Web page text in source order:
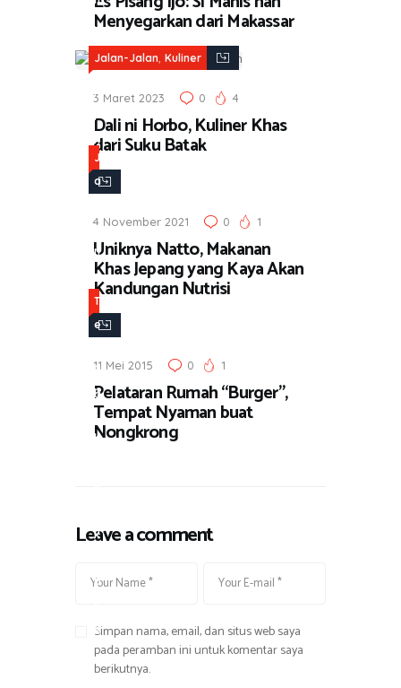
,
K
u
l
i
n
e
r
Menyegarkan dari Makassar
Jalan-Jalan, Kuliner
3 Maret 2023 0 4
Dali ni Horbo, Kuliner Khas
dari Suku Batak
J
a
a
n
-
J
a
a
n
,
K
n
r
4 November 2021 0 1
Uniknya Natto, Makanan
Khas Jepang yang Kaya Akan
Kandungan Nutrisi
T
e
p
a
t
N
k
o
g
11 Mei 2015 0 1
Pelataran Rumah “Burger”,
Tempat Nyaman buat
Nongkrong
Leave a comment
Simpan nama, email, dan situs web saya
pada peramban ini untuk komentar saya
berikutnya.